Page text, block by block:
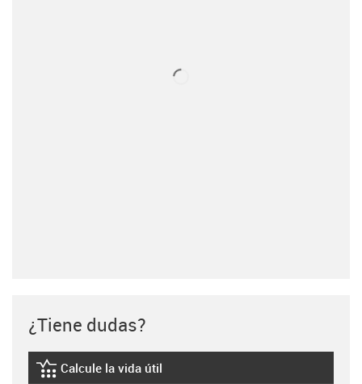
¿Tiene dudas?
igus-icon-lebensdauerrechner
Calcule la vida útil